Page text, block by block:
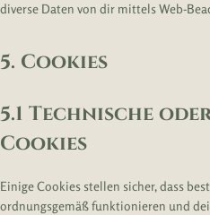
diverse Daten von dir mittels Web-
5. Cookies
5.1 Technische
Cookies
Einige Cookies stellen sicher, dass
ordnungsgemäß funktionieren und